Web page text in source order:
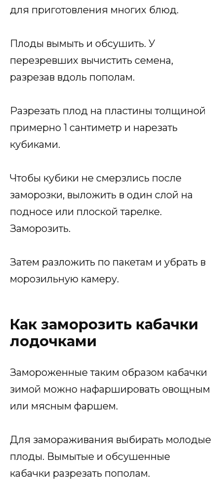
для приготовления многих блюд.
Плоды вымыть и обсушить. У
перезревших вычистить семена,
разрезав вдоль пополам.
Разрезать плод на пластины толщиной
примерно 1 сантиметр и нарезать
кубиками.
Чтобы кубики не смерзлись после
заморозки, выложить в один слой на
подносе или плоской тарелке.
Заморозить.
Затем разложить по пакетам и убрать в
морозильную камеру.
Как заморозить кабачки
лодочками
Замороженные таким образом кабачки
зимой можно нафаршировать овощным
или мясным фаршем.
Для замораживания выбирать молодые
плоды. Вымытые и обсушенные
кабачки разрезать пополам.